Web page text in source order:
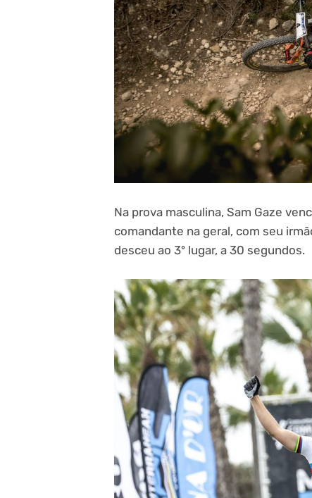
Na prova masculina, Sam Gaze
comandante na geral, com seu
desceu ao 3º lugar, a 30 segundos.